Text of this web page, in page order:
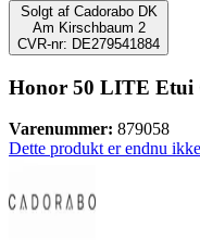
Solgt af Cadorabo DK
Am Kirschbaum 2
CVR-nr: DE279541884
Honor 50 LITE Etui
Varenummer: 879058
Dette produkt er endnu